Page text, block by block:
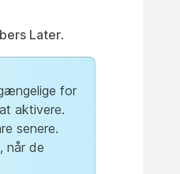
Later.
for
aktivere.
senere.
når de